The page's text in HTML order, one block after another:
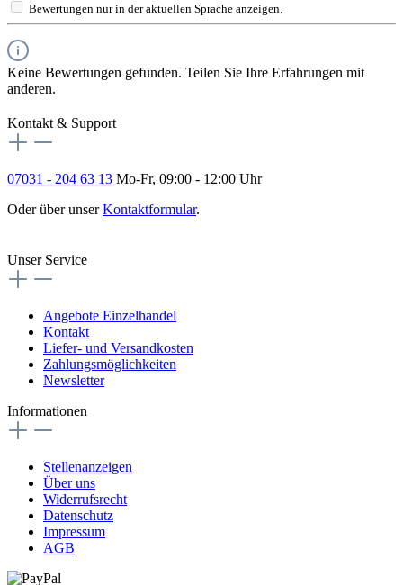
Bewertungen nur in der aktuellen Sprache anzeigen.
Keine Bewertungen gefunden. Teilen Sie Ihre Erfahrungen mit
anderen.
Kontakt & Support
07031 - 204 63 13 Mo-Fr, 09:00 - 12:00 Uhr
Oder über unserKontaktformular.
Unser Service
Angebote Einzelhandel
Kontakt
Liefer- und Versandkosten
Zahlungsmöglichkeiten
Newsletter
Informationen
Stellenanzeigen
Über uns
Widerrufsrecht
Datenschutz
Impressum
AGB